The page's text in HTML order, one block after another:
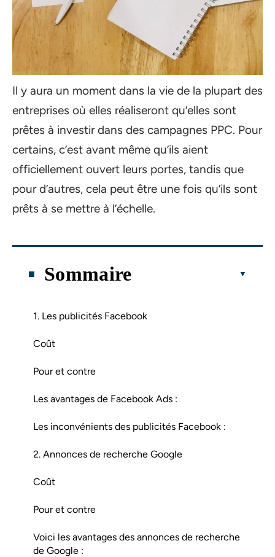
Il y aura un moment dans la vie de la plupart des
entreprises où elles réaliseront qu’elles sont
prêtes à investir dans des campagnes PPC. Pour
certains, c’est avant même qu’ils aient
officiellement ouvert leurs portes, tandis que
pour d’autres, cela peut être une fois qu’ils sont
prêts à se mettre à l’échelle.
Sommaire
1. Les publicités Facebook
Coût
Pour et contre
Les avantages de Facebook Ads :
Les inconvénients des publicités Facebook :
2. Annonces de recherche Google
Coût
Pour et contre
Voici les avantages des annonces de recherche
de Google :